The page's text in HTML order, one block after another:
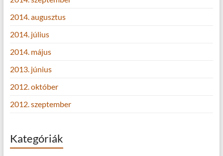
2014. augusztus
2014. július
2014. május
2013. június
2012. október
2012. szeptember
Kategóriák